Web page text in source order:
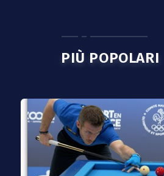
PIÙ POPOLARI